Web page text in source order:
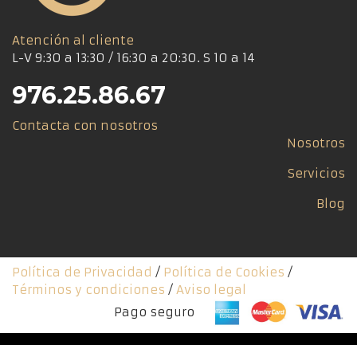
Atención al cliente
L-V 9:30 a 13:30 / 16:30 a 20:30. S 10 a 14
976.25.86.67
Contacta con nosotros
Nosotros
Servicios
Blog
Política de Privacidad / Política de Cookies /
Términos y condiciones / Aviso legal
Pago seguro